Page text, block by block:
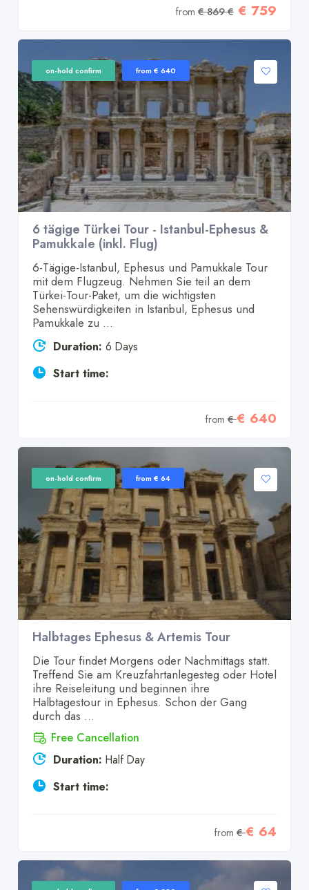
from€ 869 € € 759
on-hold confirm from € 640
6 tägige Türkei Tour - Istanbul-Ephesus &
Pamukkale (inkl. Flug)
6-Tägige-Istanbul, Ephesus und Pamukkale Tour
mit dem Flugzeug. Nehmen Sie teil an dem
Türkei-Tour-Paket, um die wichtigsten
Sehenswürdigkeiten in Istanbul, Ephesus und
Pamukkale zu ...
Duration: 6 Days
Start time:
from€€ 640
on-hold confirm from € 64
Halbtages Ephesus & Artemis Tour
Die Tour findet Morgens oder Nachmittags statt.
Treffend Sie am Kreuzfahrtanlegesteg oder Hotel
ihre Reiseleitung und beginnen ihre
Halbtagestour in Ephesus. Schon der Gang
durch das ...
Free Cancellation
Duration: Half Day
Start time:
from€€ 64